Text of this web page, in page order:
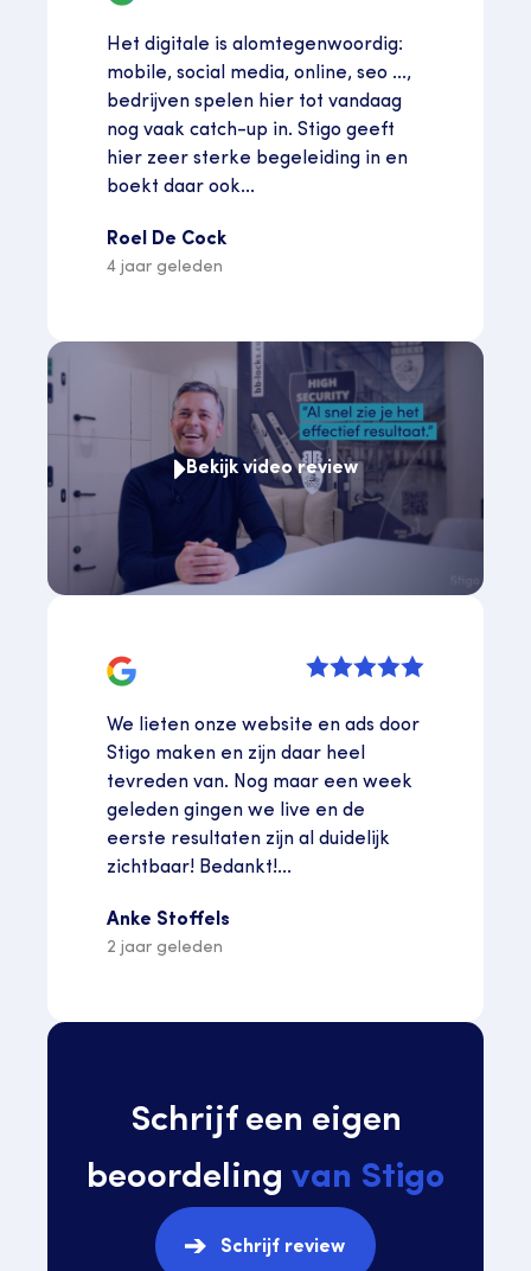
Het digitale is alomtegenwoordig:
mobile, social media, online, seo ...,
bedrijven spelen hier tot vandaag
nog vaak catch-up in. Stigo geeft
hier zeer sterke begeleiding in en
boekt daar ook...
Roel De Cock
4 jaar geleden
Bekijk video review
We lieten onze website en ads door
Stigo maken en zijn daar heel
tevreden van. Nog maar een week
geleden gingen we live en de
eerste resultaten zijn al duidelijk
zichtbaar! Bedankt!...
Anke Stoffels
2 jaar geleden
Schrijf een eigen
beoordeling van Stigo
Schrijf review